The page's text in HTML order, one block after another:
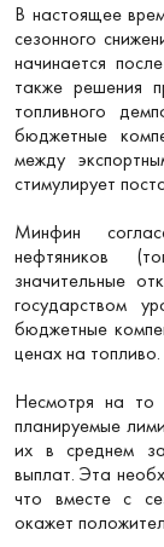
В настоящее
сезонного
начинается
также решения
топливного
бюджетные
между
стимулирует
Минфин
нефтяников
значительные
государством
бюджетные
ценах на топливо.
Несмотря на
планируемые
их в среднем
выплат. Эта
что вместе с
окажет